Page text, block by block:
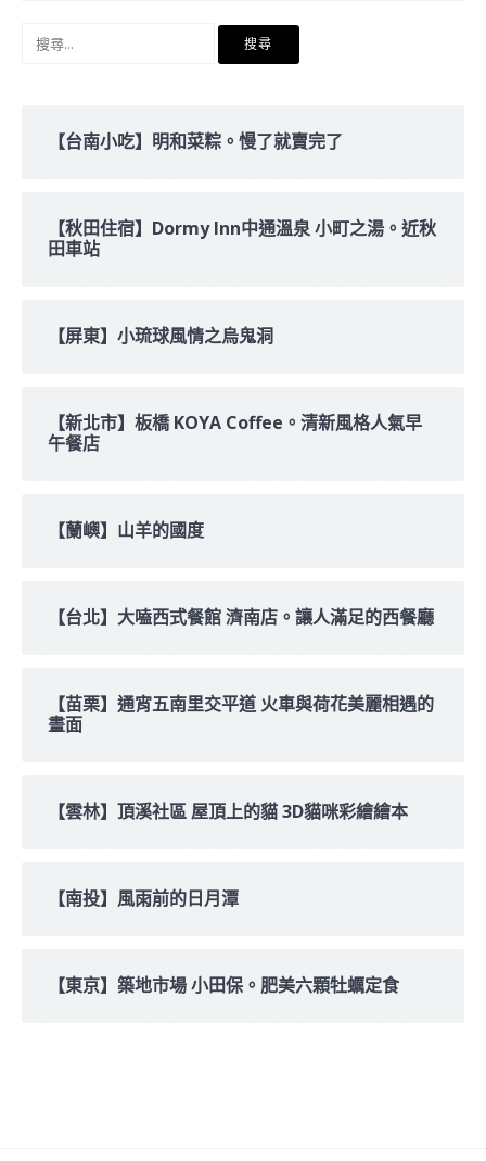
【台南小吃】明和菜粽。慢了就賣完了
【秋田住宿】Dormy Inn中通溫泉 小町之湯。近秋
田車站
【屏東】小琉球風情之烏鬼洞
【新北市】板橋 KOYA Coffee。清新風格人氣早
午餐店
【蘭嶼】山羊的國度
【台北】大嗑西式餐館 濟南店。讓人滿足的西餐廳
【苗栗】通宵五南里交平道 火車與荷花美麗相遇的
畫面
【雲林】頂溪社區 屋頂上的貓 3D貓咪彩繪繪本
【南投】風雨前的日月潭
【東京】築地市場 小田保。肥美六顆牡蠣定食